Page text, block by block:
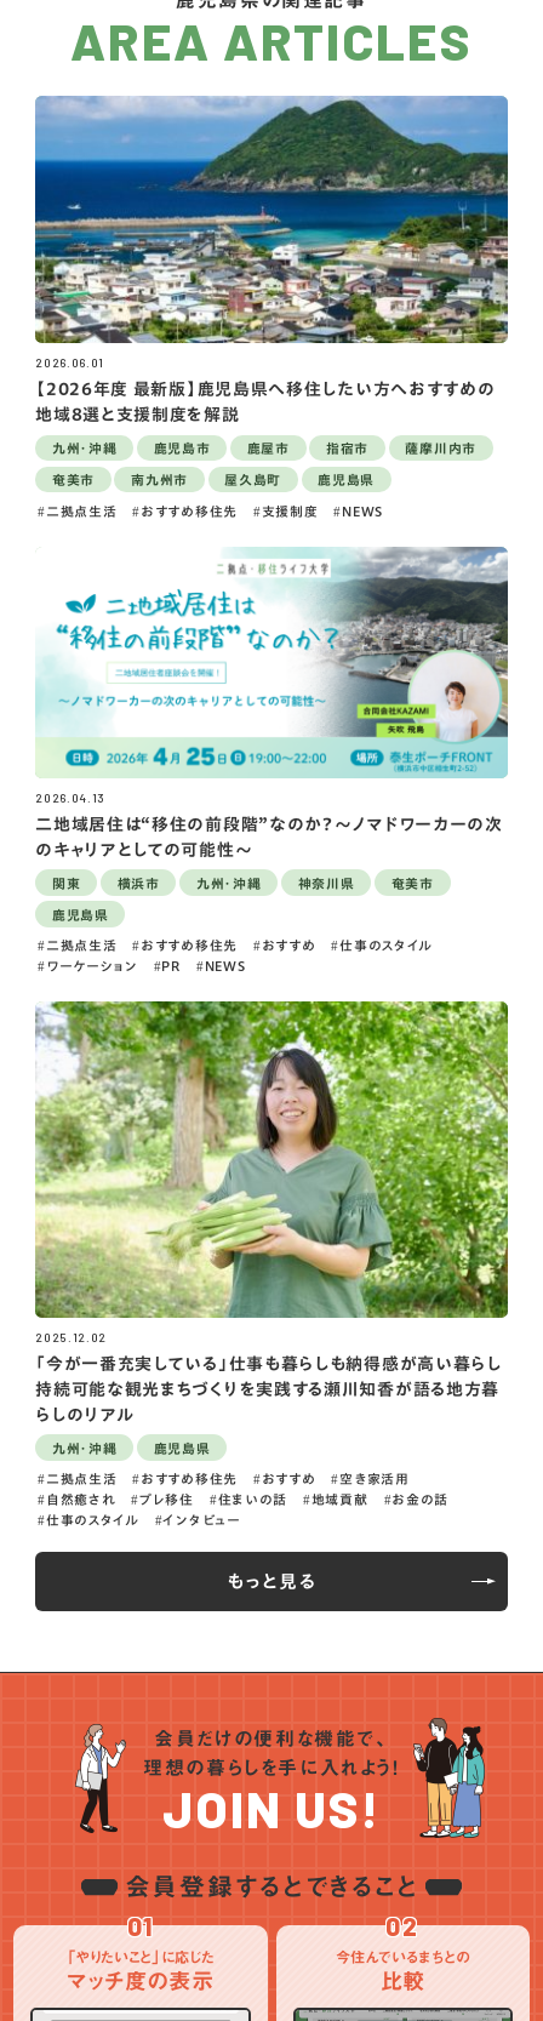
AREA ARTICLES
2026.06.01
【2026年度 最新版】鹿児島県へ移住したい方へおすすめの
地域8選と支援制度を解説
九州・沖縄 鹿児島市 鹿屋市 指宿市 薩摩川内市
奄美市 南九州市 屋久島町 鹿児島県
二拠点生活 おすすめ移住先 支援制度 NEWS
2026.04.13
二地域居住は“移住の前段階”なのか？〜ノマドワーカーの次
のキャリアとしての可能性〜
関東 横浜市 九州・沖縄 神奈川県 奄美市
鹿児島県
二拠点生活 おすすめ移住先 おすすめ
仕事のスタイル
ワーケーション
PR NEWS
2025.12.02
「今が一番充実している」仕事も暮らしも納得感が高い暮らし
持続可能な観光まちづくりを実践する瀬川知香が語る地方暮
らしのリアル
九州・沖縄 鹿児島県
二拠点生活 おすすめ移住先 おすすめ
空き家活用
自然癒され
プレ移住 住まいの話 地域貢献
お金の話
仕事のスタイル
インタビュー
もっと見る
会員だけの便利な機能で、
理想の暮らしを手に入れよう！
JOIN US!
会員登録するとできること
01
「やりたいこと」に応じた
マッチ度の表示
02
今住んでいるまちとの
比較